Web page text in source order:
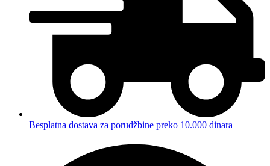
Besplatna dostava za porudžbine preko 10.000 dinara